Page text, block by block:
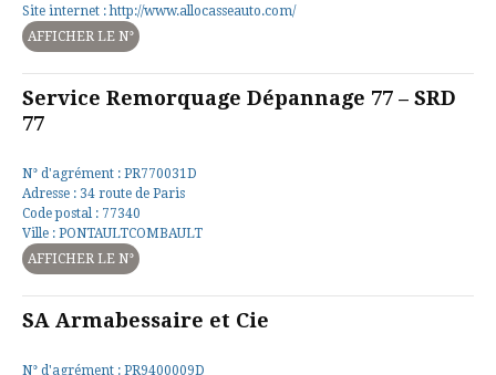
Site internet : http://www.allocasseauto.com/
AFFICHER LE N°
Service Remorquage Dépannage 77 – SRD
77
N° d'agrément : PR770031D
Adresse : 34 route de Paris
Code postal : 77340
Ville : PONTAULTCOMBAULT
AFFICHER LE N°
SA Armabessaire et Cie
N° d'agrément : PR9400009D